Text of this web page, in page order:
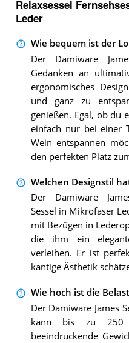
Relaxsessel
Leder
Wie bequem ist der
Der Damiware
Gedanken an
ergonomisches
und ganz zu
genießen. Egal, ob du
einfach nur bei einer
Wein entspannen
den perfekten Platz
Welchen Designstil
Der Damiware
Sessel in Mikrofaser
mit Bezügen in
die ihm ein
verleihen. Er ist
kantige Ästhetik
Wie hoch ist die
Der Damiware James
kann bis zu 250
beeindruckende